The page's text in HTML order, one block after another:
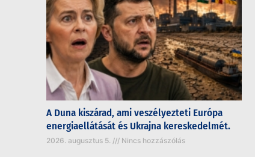
A Duna kiszárad, ami veszélyezteti Európa
energiaellátását és Ukrajna kereskedelmét.
2026. augusztus 5. Nincs hozzászólás